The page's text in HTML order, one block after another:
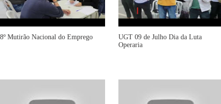
8º Mutirão Nacional do Emprego
UGT 09 de Julho Dia da Luta
Operaria